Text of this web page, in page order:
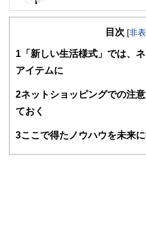
アットハーモニーマネジメ
を経て独立。個別相談、
自身の子育て経験を踏まえ
いる。
学では経営学や消費生活
目次 [非
1
「新しい生活様式」では、
アイテムに
2ネットショッピングでの注
ておく
3ここで得たノウハウを未来